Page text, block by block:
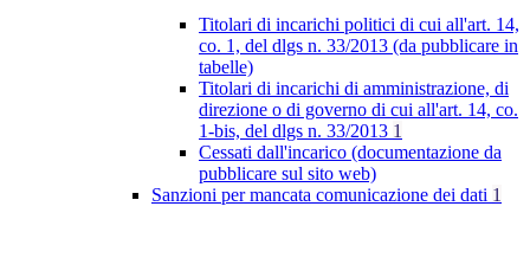
Titolari di incarichi politici di cui all'art. 14,
co. 1, del dlgs n. 33/2013 (da pubblicare in
tabelle)
Titolari di incarichi di amministrazione, di
direzione o di governo di cui all'art. 14, co.
1-bis, del dlgs n. 33/2013 1
Cessati dall'incarico (documentazione da
pubblicare sul sito web)
Sanzioni per mancata comunicazione dei dati 1